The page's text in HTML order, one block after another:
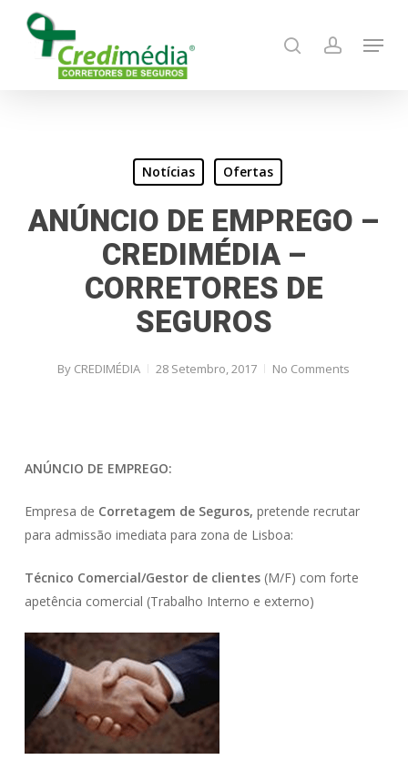
search account
Menu
Notícias Ofertas
ANÚNCIO DE EMPREGO –
CREDIMÉDIA –
CORRETORES DE
SEGUROS
By CREDIMÉDIA 28 Setembro, 2017 No Comments
ANÚNCIO DE EMPREGO:
Empresa de Corretagem de Seguros, pretende recrutar
para admissão imediata para zona de Lisboa:
Técnico Comercial/Gestor de clientes(M/F) com forte
apetência comercial (Trabalho Interno e externo)